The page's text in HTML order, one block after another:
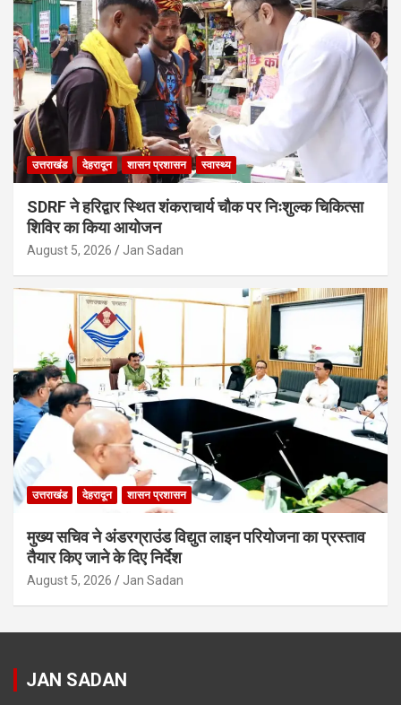
उत्तराखंड देहरादून शासन प्रशासन स्वास्थ्य
SDRF ने हरिद्वार स्थित शंकराचार्य चौक पर निःशुल्क चिकित्सा
शिविर का किया आयोजन
August 5, 2026 Jan Sadan
उत्तराखंड देहरादून शासन प्रशासन
मुख्य सचिव ने अंडरग्राउंड विद्युत लाइन परियोजना का प्रस्ताव
तैयार किए जाने के दिए निर्देश
August 5, 2026 Jan Sadan
JAN SADAN